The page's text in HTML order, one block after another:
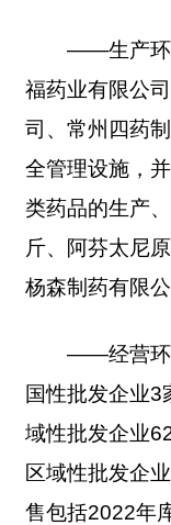
——生产环
福药业有限公
司、常州四药
全管理设施，
类药品的生产
斤、阿芬太尼
杨森制药有限
——经营环
国性批发企业
域性批发企业
区域性批发企
售包括2022年